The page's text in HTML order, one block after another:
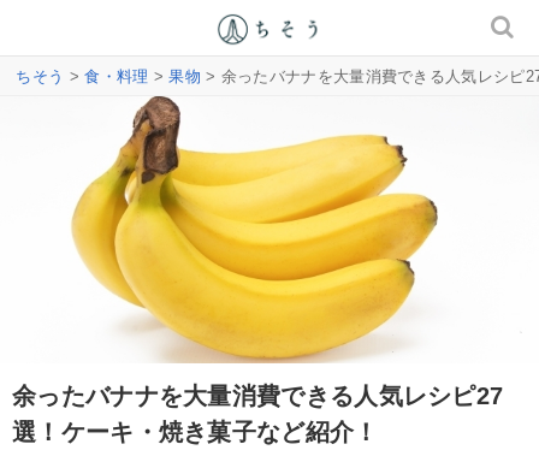
ちそう >食・料理 >果物 > 余ったバナナを大量消費できる人気レシピ
余ったバナナを大量消費できる人気レシピ27
選！ケーキ・焼き菓子など紹介！